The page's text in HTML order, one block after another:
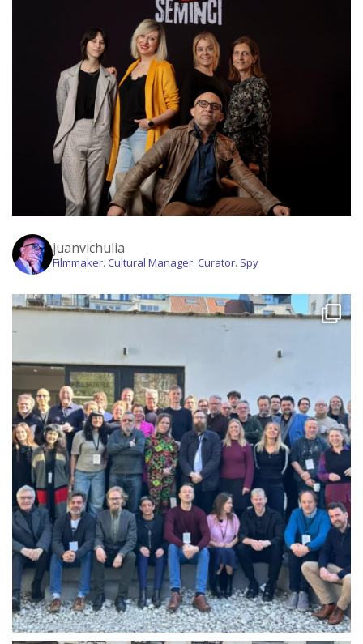
juanvichulia
Filmmaker. Cultural Manager. Curator. Spy